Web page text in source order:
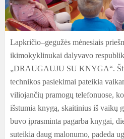
Lapkričio–gegužės mėnesiais
ikimokyklinukai dalyvavo
„DRAUGAUJU SU KNYGA“.
technikos pasiekimai pateikia
viliojančių pramogų telefonuose,
išstumia knygą, skaitinius iš vaikų
buvo įprasminta pagarba knygai,
suteikia daug malonumo, padeda